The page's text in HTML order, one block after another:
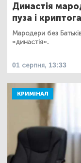
Династія
пуза і
Мародери без
«династія».
01 серпня, 13:33
КРИМІНАЛ